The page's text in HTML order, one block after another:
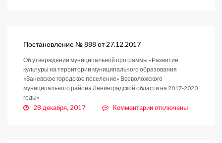
Постановление № 888 от 27.12.2017
Об утверждении муниципальной программы «Развитие
культуры на территории муниципального образования
«Заневское городское поселение» Всеволожского
муниципального района Ленинградской области на 2017-2020
годы»
28 декабря, 2017 Комментариикотключены